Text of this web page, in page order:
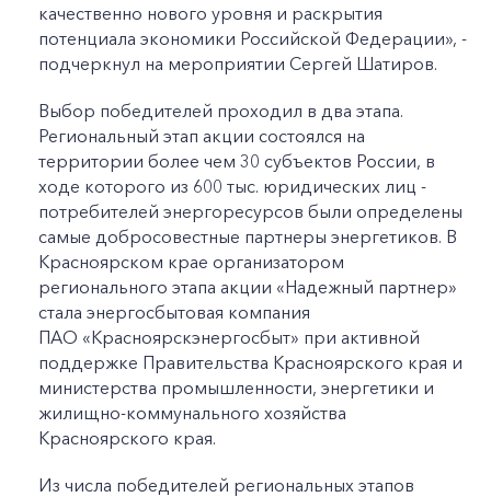
качественно нового уровня и раскрытия
потенциала экономики Российской Федерации», -
подчеркнул на мероприятии Сергей Шатиров.
Выбор победителей проходил в два этапа.
Региональный этап акции состоялся на
территории более чем 30 субъектов России, в
ходе которого из 600 тыс. юридических лиц -
потребителей энергоресурсов были определены
самые добросовестные партнеры энергетиков. В
Красноярском крае организатором
регионального этапа акции «Надежный партнер»
стала энергосбытовая компания
ПАО «Красноярскэнергосбыт» при активной
поддержке Правительства Красноярского края и
министерства промышленности, энергетики и
жилищно-коммунального хозяйства
Красноярского края.
Из числа победителей региональных этапов